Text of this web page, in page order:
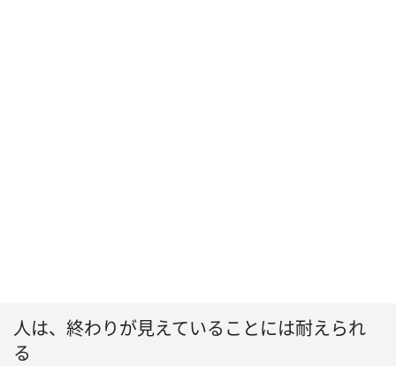
人は、終わりが見えていることには耐えられ
る